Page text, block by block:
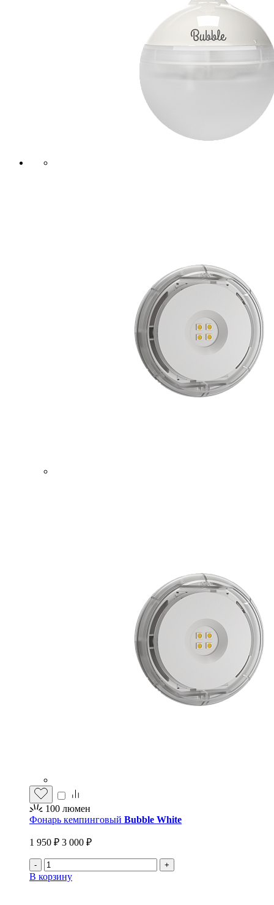
100 люмен
Фонарь кемпинговый Bubble White
1 950 ₽ 3 000 ₽
- +
В корзину